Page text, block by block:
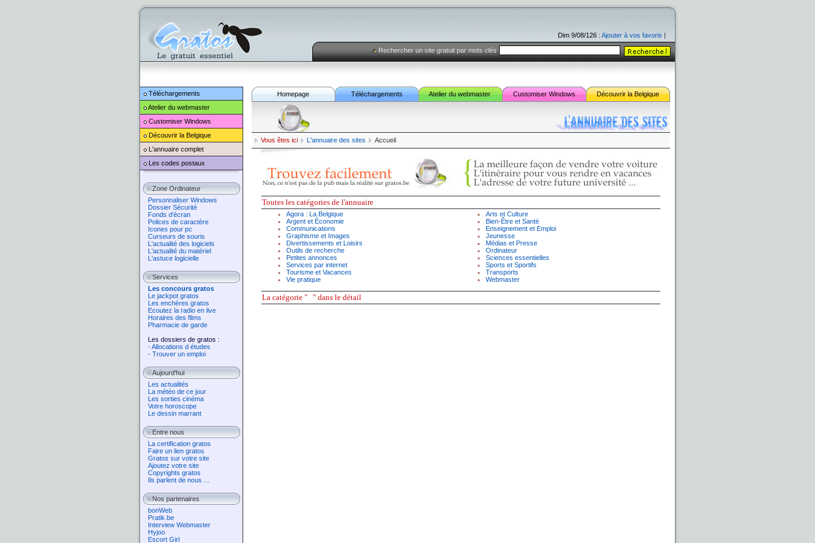
Dim 9/08/126 : Ajouter à vos favoris |
Rechercher un site gratuit par mots clés
Téléchargements
Atelier du webmaster
Customiser Windows
Découvrir la Belgique
L'annuaire complet
Les codes postaux
Zone Ordinateur
Personnaliser Windows
Dossier Sécurité
Fonds d'écran
Polices de caractère
Icones pour pc
Curseurs de souris
L'actualité des logiciels
L'actualité du matériel
L'astuce logicielle
Services
Les concours gratos
Le jackpot gratos
Les enchères gratos
Ecoutez la radio en live
Horaires des films
Pharmacie de garde
Les dossiers de gratos :
- Allocations d études
- Trouver un emploi
Aujourd'hui
Les actualités
La météo de ce jour
Les sorties cinéma
Votre horoscope
Le dessin marrant
Entre nous
La certification gratos
Faire un lien gratos
Gratos sur votre site
Ajoutez votre site
Copyrights gratos
Ils parlent de nous ...
Nos partenaires
bonWeb
Pratik.be
Interview Webmaster
Hyjoo
Escort Girl
Homepage Téléchargements Atelier du webmaster CustomiserWindows Découvrir la Belgique
Vous êtes ici L'annuaire des sites Accueil
Toutes les catégories de l'annuaire
Agora : La Belgique
Argent etÉconomie
Communications
Graphisme etImages
Divertissements et Loisirs
Outils de recherche
Petites annonces
Services par internet
Tourisme etVacances
Vie pratique
Arts etCulture
Bien-Être etSanté
Enseignement etEmploi
Jeunesse
Médias etPresse
Ordinateur
Sciences essentielles
Sports etSportifs
Transports
Webmaster
La catégorie" " dans le détail